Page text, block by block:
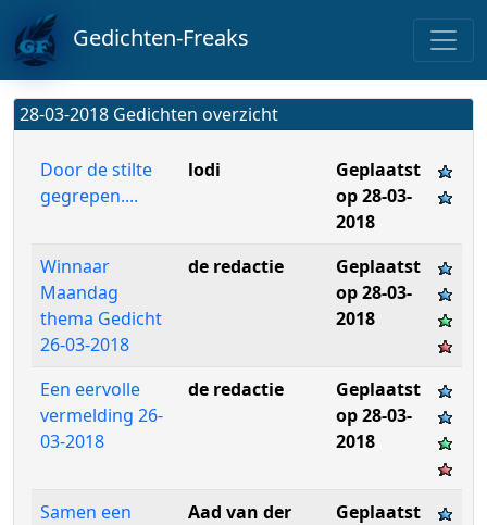
Gedichten-Freaks
28-03-2018 Gedichten overzicht
Door de stilte
gegrepen....
lodi
Geplaatst
op 28-03-
2018
Winnaar
Maandag
thema Gedicht
26-03-2018
de redactie
Geplaatst
op 28-03-
2018
Een eervolle
vermelding 26-
03-2018
de redactie
Geplaatst
op 28-03-
2018
Samen een
Aad van der
Geplaatst